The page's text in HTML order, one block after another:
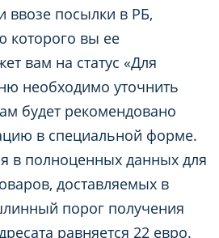
ввозе посылки в РБ,
которого вы ее
вам на статус «Для
необходимо уточнить
будет рекомендовано
в специальной форме.
в полноценных данных для
доставляемых в
порог получения
равняется 22 евро.